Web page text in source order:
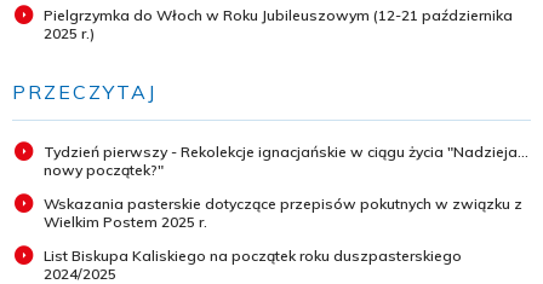
Pielgrzymka do Włoch w Roku Jubileuszowym (12-21 października
2025 r.)
PRZECZYTAJ
Tydzień pierwszy - Rekolekcje ignacjańskie w ciągu życia "Nadzieja...
nowy początek?"
Wskazania pasterskie dotyczące przepisów pokutnych w związku z
Wielkim Postem 2025 r.
List Biskupa Kaliskiego na początek roku duszpasterskiego
2024/2025